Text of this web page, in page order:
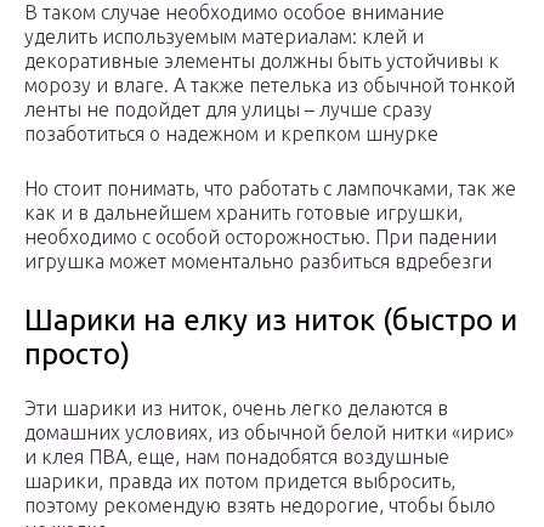
В таком случае необходимо особое внимание
уделить используемым материалам: клей и
декоративные элементы должны быть устойчивы к
морозу и влаге. А также петелька из обычной тонкой
ленты не подойдет для улицы – лучше сразу
позаботиться о надежном и крепком шнурке
Но стоит понимать, что работать с лампочками, так же
как и в дальнейшем хранить готовые игрушки,
необходимо с особой осторожностью. При падении
игрушка может моментально разбиться вдребезги
Шарики на елку из ниток (быстро и
просто)
Эти шарики из ниток, очень легко делаются в
домашних условиях, из обычной белой нитки «ирис»
и клея ПВА, еще, нам понадобятся воздушные
шарики, правда их потом придется выбросить,
поэтому рекомендую взять недорогие, чтобы было